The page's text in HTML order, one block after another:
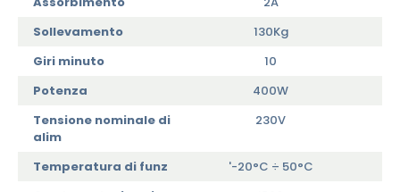
Sollevamento
130Kg
Giri minuto
10
Potenza
400W
Tensione nominale di
alim
230V
Temperatura di funz
'-20°C ÷ 50°C